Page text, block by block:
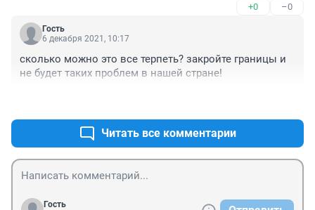
+0 –0
Гость
6 декабря 2021, 10:17
сколько можно это все терпеть? закройте границы и
не будет таких проблем в нашей стране!
Читать все комментарии
Гость